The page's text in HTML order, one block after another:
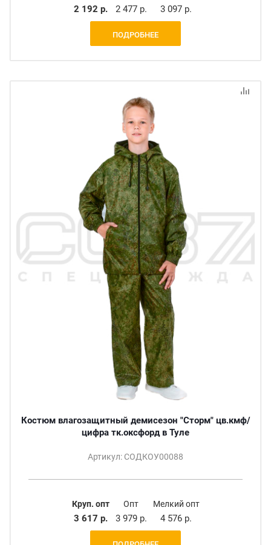
2 192 р. 2 477 р. 3 097 р.
ПОДРОБНЕЕ
Костюм влагозащитный демисезон "Сторм" цв.кмф/
цифра тк.оксфорд в Туле
Артикул: СОДКОУ00088
Круп. опт
3 617 р.
Опт
3 979 р.
Мелкий опт
4 576 р.